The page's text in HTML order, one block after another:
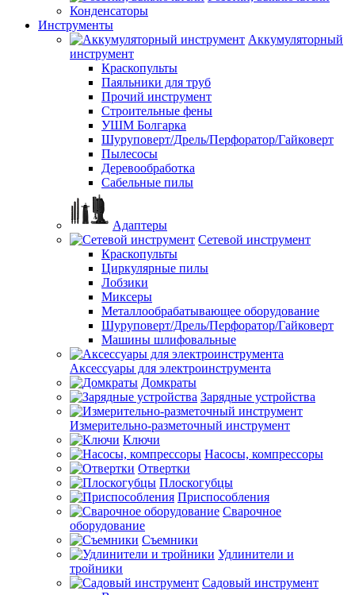
Конденсаторы
Инструменты
Аккумуляторный
инструмент
Краскопульты
Паяльники для труб
Прочий инструмент
Строительные фены
УШМ Болгарка
Шуруповерт/Дрель/Перфоратор/Гайковерт
Пылесосы
Деревообработка
Сабельные пилы
Адаптеры
Сетевой инструмент
Краскопульты
Циркулярные пилы
Лобзики
Миксеры
Металлообрабатывающее оборудование
Шуруповерт/Дрель/Перфоратор/Гайковерт
Машины шлифовальные
Аксессуары для электроинструмента
Домкраты
Зарядные устройства
Измерительно-разметочный инструмент
Ключи
Насосы, компрессоры
Отвертки
Плоскогубцы
Приспособления
Сварочное
оборудование
Съемники
Удлинители и
тройники
Садовый инструмент